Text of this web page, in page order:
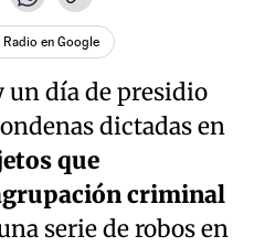
en Google
un día de presidio
dictadas en
que
criminal
serie de robos en